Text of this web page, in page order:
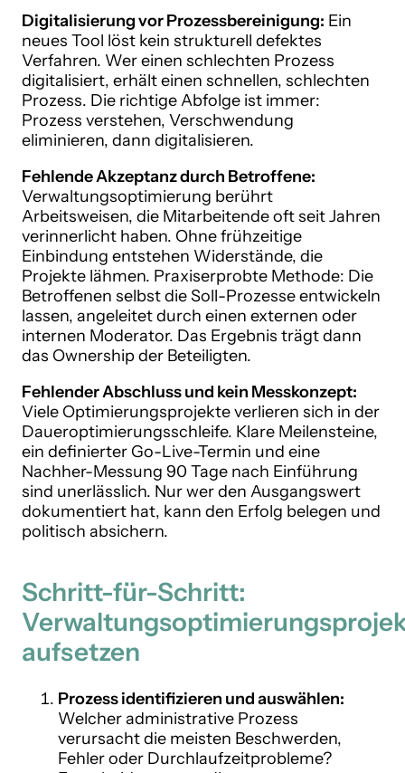
Digitalisierung vor Prozessbereinigung: Ein
neues Tool löst kein strukturell defektes
Verfahren. Wer einen schlechten Prozess
digitalisiert, erhält einen schnellen, schlechten
Prozess. Die richtige Abfolge ist immer:
Prozess verstehen, Verschwendung
eliminieren, dann digitalisieren.
Fehlende Akzeptanz durch Betroffene:
Verwaltungsoptimierung berührt
Arbeitsweisen, die Mitarbeitende oft seit Jahren
verinnerlicht haben. Ohne frühzeitige
Einbindung entstehen Widerstände, die
Projekte lähmen. Praxiserprobte Methode: Die
Betroffenen selbst die Soll-Prozesse entwickeln
lassen, angeleitet durch einen externen oder
internen Moderator. Das Ergebnis trägt dann
das Ownership der Beteiligten.
Fehlender Abschluss und kein Messkonzept:
Viele Optimierungsprojekte verlieren sich in der
Daueroptimierungsschleife. Klare Meilensteine,
ein definierter Go-Live-Termin und eine
Nachher-Messung 90 Tage nach Einführung
sind unerlässlich. Nur wer den Ausgangswert
dokumentiert hat, kann den Erfolg belegen und
politisch absichern.
Schritt-für-Schritt:
aufsetzen
Prozess identifizieren und auswählen:
Welcher administrative Prozess
verursacht die meisten Beschwerden,
Fehler oder Durchlaufzeitprobleme?